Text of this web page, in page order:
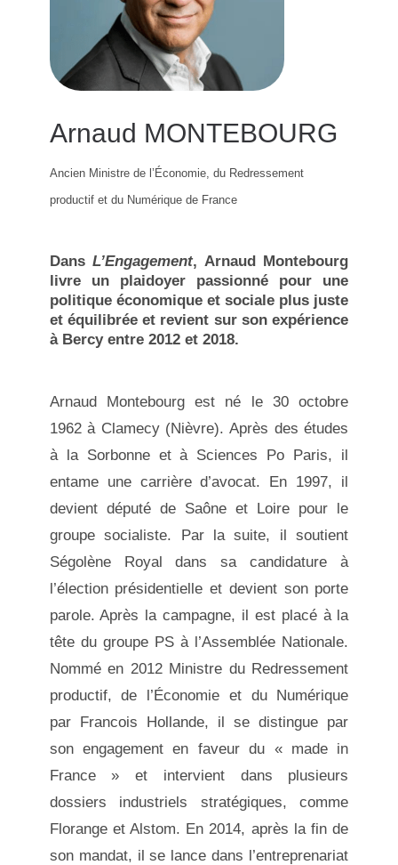
Arnaud MONTEBOURG
Ancien Ministre de l’Économie, du Redressement
productif et du Numérique de France
DansL’Engagement, Arnaud Montebourg
livre un plaidoyer passionné pour une
politique économique et sociale plus juste
et équilibrée et revient sur son expérience
à Bercy entre 2012 et 2018.
Arnaud Montebourg est né le 30 octobre
1962 à Clamecy (Nièvre). Après des études
à la Sorbonne et à Sciences Po Paris, il
entame une carrière d’avocat. En 1997, il
devient député de Saône et Loire pour le
groupe socialiste. Par la suite, il soutient
Ségolène Royal dans sa candidature à
l’élection présidentielle et devient son porte
parole. Après la campagne, il est placé à la
tête du groupe PS à l’Assemblée Nationale.
Nommé en 2012 Ministre du Redressement
productif, de l’Économie et du Numérique
par Francois Hollande, il se distingue par
son engagement en faveur du « made in
France » et intervient dans plusieurs
dossiers industriels stratégiques, comme
Florange et Alstom. En 2014, après la fin de
son mandat, il se lance dans l’entreprenariat